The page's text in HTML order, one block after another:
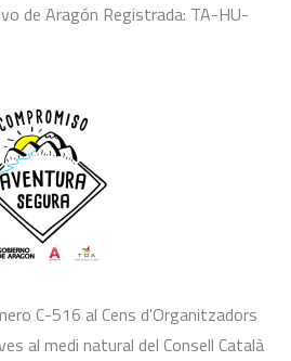
de Aragón Registrada: TA-HU-
C-516 al Cens d'Organitzadors
al medi natural del Consell Català